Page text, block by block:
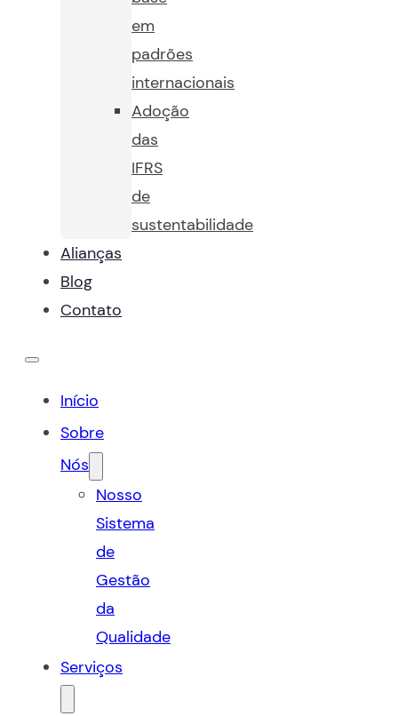
em
padrões
internacionais
Adoção
das
IFRS
de
sustentabilidade
Alianças
Blog
Contato
Início
Sobre
Nós
Nosso
Sistema
de
Gestão
da
Qualidade
Serviços